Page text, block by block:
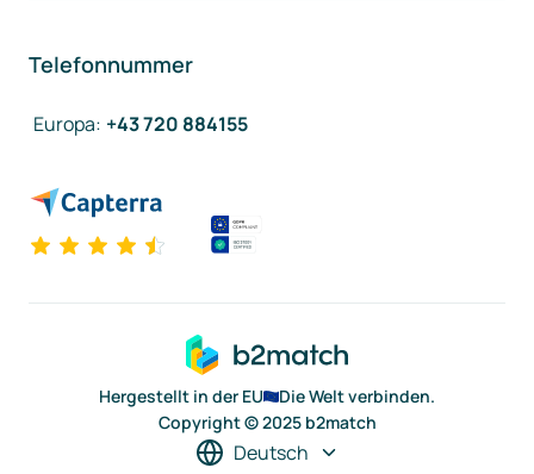
Telefonnummer
Europa: +43 720 884155
Hergestellt in der EU
Die Welt verbinden.
Copyright © 2025 b2match
Deutsch